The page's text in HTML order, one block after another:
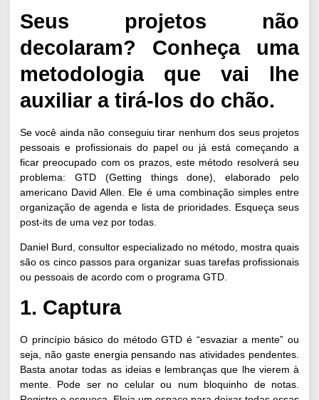
Seus projetos não
decolaram? Conheça uma
metodologia que vai lhe
auxiliar a tirá-los do chão.
Se você ainda não conseguiu tirar nenhum dos seus projetos
pessoais e profissionais do papel ou já está começando a
ficar preocupado com os prazos, este método resolverá seu
problema: GTD (Getting things done), elaborado pelo
americano David Allen. Ele é uma combinação simples entre
organização de agenda e lista de prioridades. Esqueça seus
post-its de uma vez por todas.
Daniel Burd, consultor especializado no método, mostra quais
são os cinco passos para organizar suas tarefas profissionais
ou pessoais de acordo com o programa GTD.
1. Captura
O princípio básico do método GTD é “esvaziar a mente” ou
seja, não gaste energia pensando nas atividades pendentes.
Basta anotar todas as ideias e lembranças que lhe vierem à
mente. Pode ser no celular ou num bloquinho de notas.